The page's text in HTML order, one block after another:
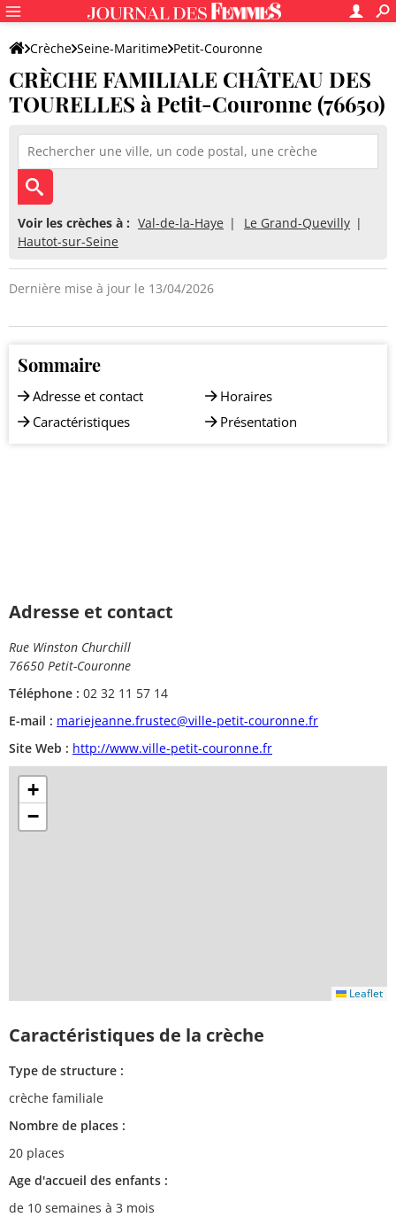
Crèche Seine-Maritime Petit-Couronne
CRÈCHE FAMILIALE CHÂTEAU DES TOURELLES
CRÈCHE FAMILIALE CHÂTEAU DES
TOURELLES à Petit-Couronne (76650)
Voir les crèches à : Val-de-la-Haye
Le Grand-Quevilly
Hautot-sur-Seine
Dernière mise à jour le 13/04/2026
Sommaire
Adresse et contact
Caractéristiques
Horaires
Présentation
Adresse et contact
Rue Winston Churchill
76650 Petit-Couronne
Téléphone : 02 32 11 57 14
E-mail : mariejeanne.frustec@ville-petit-couronne.fr
Site Web : http://www.ville-petit-couronne.fr
+
−
Leaflet
Caractéristiques de la crèche
Type de structure :
crèche familiale
Nombre de places :
20 places
Age d'accueil des enfants :
de 10 semaines à 3 mois